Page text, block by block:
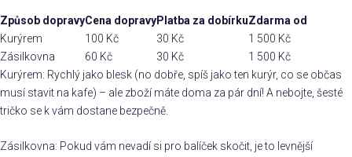
Způsob dopravyCena dopravyPlatba za dobírkuZdarma od
Kurýrem
100 Kč 30 Kč
1 500 Kč
Zásilkovna
60 Kč 30 Kč
1 500 Kč
Kurýrem: Rychlý jako blesk (no dobře, spíš jako ten kurýr, co se občas
musí stavit na kafe) – ale zboží máte doma za pár dní! A nebojte, šesté
tričko se k vám dostane bezpečně.
Zásilkovna: Pokud vám nevadí si pro balíček skočit, je to levnější